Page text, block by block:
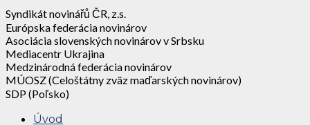
Syndikát novinářů ČR, z.s.
Európska federácia novinárov
Asociácia slovenských novinárov v Srbsku
Mediacentr Ukrajina
Medzinárodná federácia novinárov
MÚOSZ (Celoštátny zväz maďarských novinárov)
SDP (Poľsko)
Úvod